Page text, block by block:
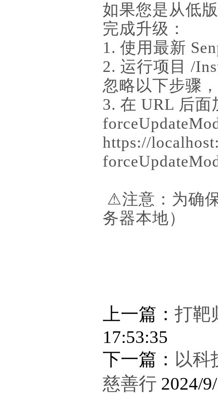
如果您是从低
完成升级：
1. 使用最新
2. 运行项目 /
忽略以下步骤
3. 在 URL 后面
https://
⚠注意：为确
务器本地）
上一篇： 打靶
17:53:35
下一篇： 以
慈善行 2024/